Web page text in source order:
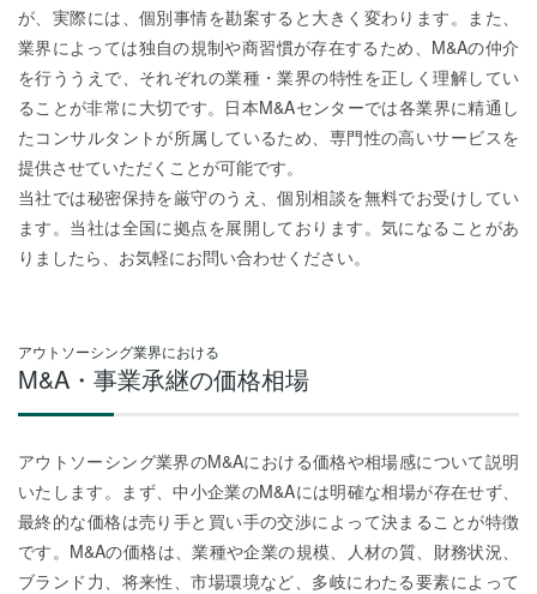
が、実際には、個別事情を勘案すると大きく変わります。また、
業界によっては独自の規制や商習慣が存在するため、M&Aの仲介
を行ううえで、それぞれの業種・業界の特性を正しく理解してい
ることが非常に大切です。日本M&Aセンターでは各業界に精通し
たコンサルタントが所属しているため、専門性の高いサービスを
提供させていただくことが可能です。
当社では秘密保持を厳守のうえ、個別相談を無料でお受けしてい
ます。当社は全国に拠点を展開しております。気になることがあ
りましたら、お気軽にお問い合わせください。
アウトソーシング業界における
M&A・事業承継の価格相場
アウトソーシング業界のM&Aにおける価格や相場感について説明
いたします。まず、中小企業のM&Aには明確な相場が存在せず、
最終的な価格は売り手と買い手の交渉によって決まることが特徴
です。M&Aの価格は、業種や企業の規模、人材の質、財務状況、
ブランド力、将来性、市場環境など、多岐にわたる要素によって